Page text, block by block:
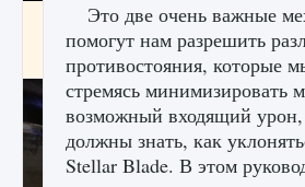
Как получить Thunder Egg в
9 августа 2024 1 244
Это две очень важные
помогут нам разрешить
противостояния, которые
стремясь минимизировать
возможный входящий
должны знать, как
Stellar Blade. В этом